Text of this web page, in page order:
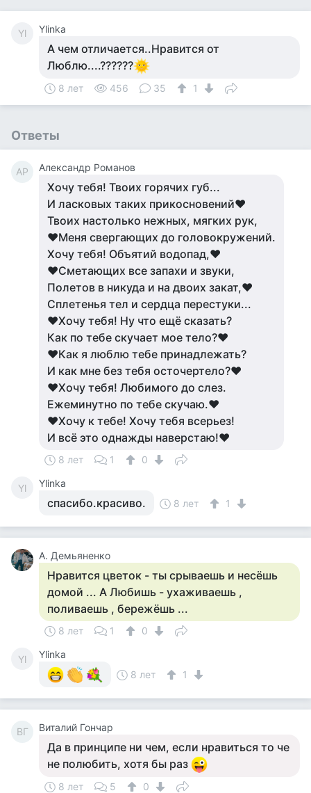
Yl Ylinka
А чем отличается..Нравится от
Люблю....??????
8 лет 456 35 1
Ответы
АР Александр Романов
Хочу тебя! Твоих горячих губ...
И ласковых таких прикосновений♥
Твоих настолько нежных, мягких рук,
♥Меня свергающих до головокружений.
Хочу тебя! Объятий водопад,♥
♥Сметающих все запахи и звуки,
Полетов в никуда и на двоих закат,♥
Сплетенья тел и сердца перестуки...
♥Хочу тебя! Ну что ещё сказать?
Как по тебе скучает мое тело?♥
♥Как я люблю тебе принадлежать?
И как мне без тебя осточертело?♥
♥Хочу тебя! Любимого до слез.
Ежеминутно по тебе скучаю.♥
♥Хочу к тебе! Хочу тебя всерьез!
И всё это однажды наверстаю!♥
8 лет 1 0
Yl Ylinka
спасибо.красиво. 8 лет 1
А. Демьяненко
Нравится цветок - ты срываешь и несёшь
домой ... А Любишь - ухаживаешь ,
поливаешь , бережёшь ...
8 лет 1 0
Yl
Ylinka
8 лет
1
ВГ Виталий Гончар
Да в принципе ни чем, если нравиться то че
не полюбить, хотя бы раз
8 лет 5 0